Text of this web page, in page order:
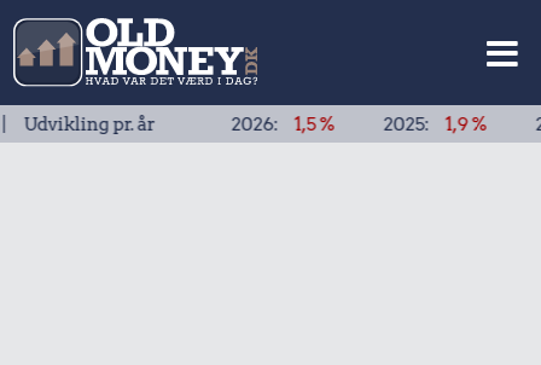
pr. år2026: 1,5 % 2025: 1,9 % 2024: